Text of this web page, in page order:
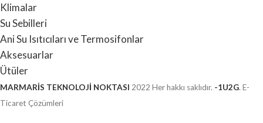
Klimalar
Su Sebilleri
Ani Su Isıtıcıları ve Termosifonlar
Aksesuarlar
Ütüler
MARMARİS TEKNOLOJİ NOKTASI 2022 Her hakkı saklıdır. -1U2G. E-
Ticaret Çözümleri